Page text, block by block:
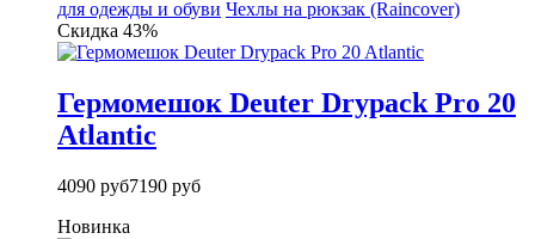
для одежды и обуви Чехлы на рюкзак (Raincover)
Скидка 43%
Гермомешок Deuter Drypack Pro 20
Atlantic
4090 руб7190 руб
Новинка